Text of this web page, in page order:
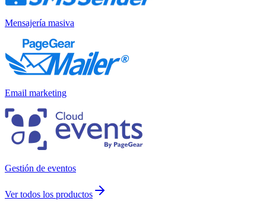
Mensajería masiva
Email marketing
Gestión de eventos
Ver todos los productos